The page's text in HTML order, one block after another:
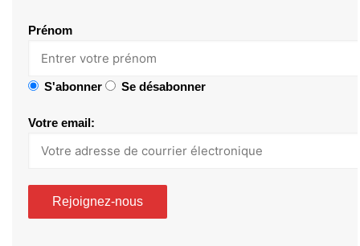
Prénom
S'abonner Se désabonner
Votre email: